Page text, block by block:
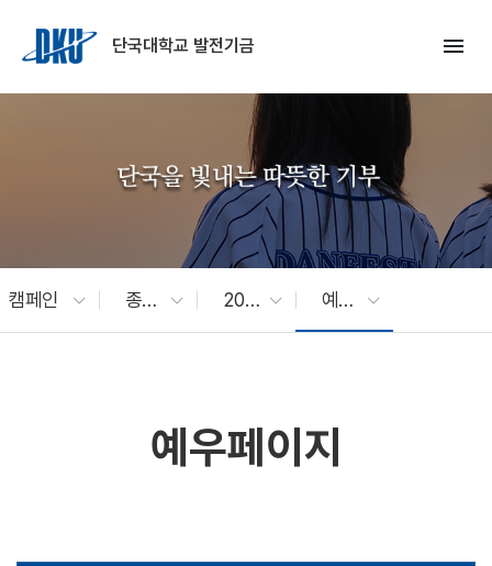
단국대학교 발전기금
menu
캠페인 종료캠페인 2024 벤치네이밍 예우페이지
예우페이지